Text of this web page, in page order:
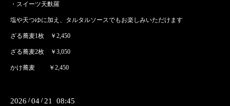
・スイーツ天麩羅
塩や天つゆに加え、タルタルソースでもお楽しみいただけます
ざる蕎麦1枚 ￥2,450
ざる蕎麦2枚 ￥3,050
かけ蕎麦 ￥2,450
2026 /04 / 21 08:45